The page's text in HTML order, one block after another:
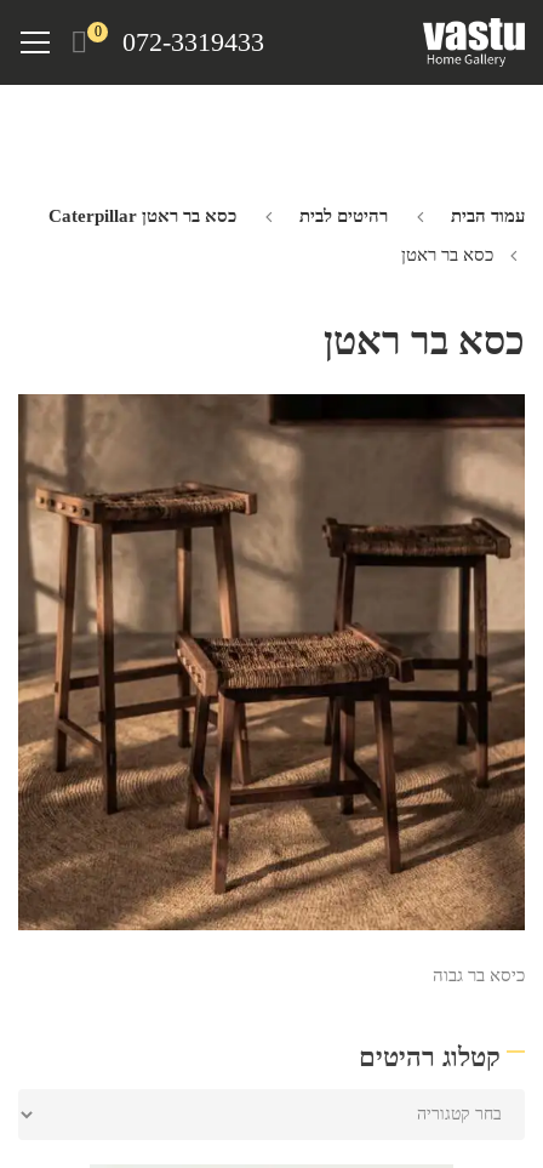
072-3319433
0
Menu
עמוד הבית רהיטים לבית
כסא בר ראטן Caterpillar
כסא בר ראטן
כסא בר ראטן
כיסא בר גבוה
קטלוג רהיטים